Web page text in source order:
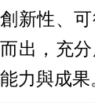
創新性、
而出，充
能力與成果